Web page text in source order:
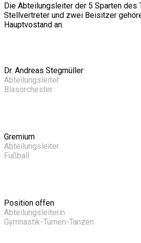
Die Abteilungsleiter der 5 Sparten des
Stellvertreter und zwei Beisitzer
Hauptvostand an.
Dr. Andreas Stegmüller
Abteilungsleiter
Blasorchester
Gremium
Abteilungsleiter
Fußball
Position offen
Abteilungsleiterin
Gymnastik-Turnen-Tanzen